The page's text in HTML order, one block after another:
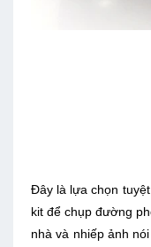
Đây là lựa chọn
kit để chụp đường
nhà và nhiếp ảnh